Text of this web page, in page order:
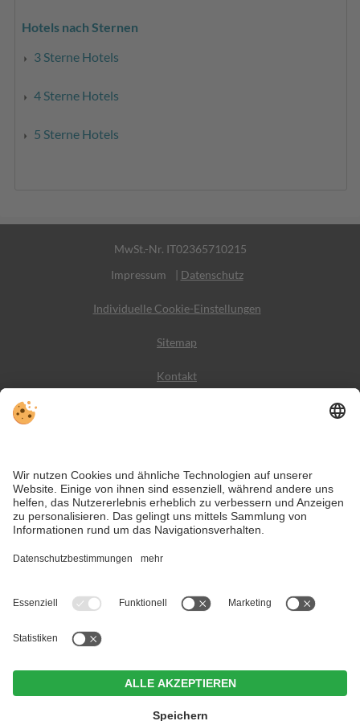
Hotels nach Sternen
3 Sterne Hotels
4 Sterne Hotels
5 Sterne Hotels
MwSt.-Nr. IT02365710215
Impressum
| Datenschutz
Individuelle Cookie-Einstellungen
Sitemap
Kontakt
VIVODolomiti ist das Reiseportal für unvergesslichen
Bergurlaub – mit Unterkünften und Angeboten in den
Dolomiten, im UNESCO Weltnaturerbe.
Trotz genauer Arbeit und ständigem Aktualisieren der Inhalte, können Fehler
auftreten. Wir übernehmen keine Gewähr für die Richtigkeit und
Vollständigkeit aller Informationen.
Informieren Sie sich sicherheitshalber nochmals beim Veranstalter vor Ort